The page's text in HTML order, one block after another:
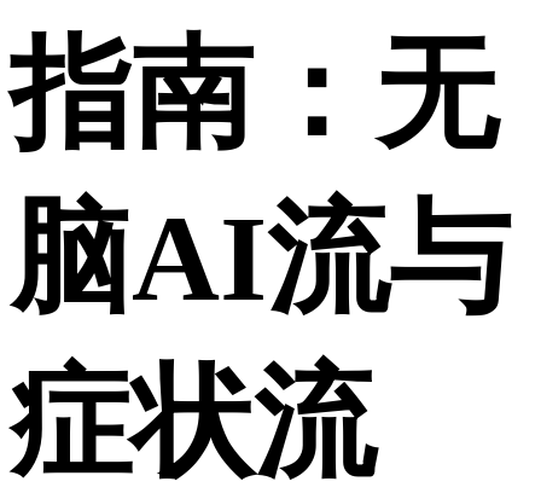
指南：无
脑AI流与
症状流